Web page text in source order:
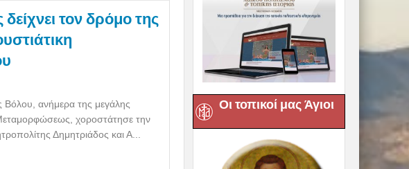
τον δρόμο της
ανήμερα της μεγάλης
χοροστάτησε την
Δημητριάδος και Α...
Οι τοπικοί μας Άγιοι